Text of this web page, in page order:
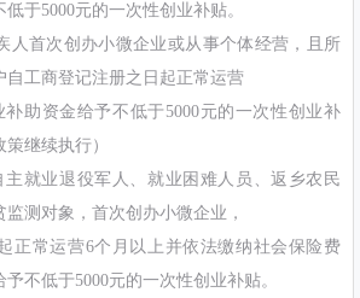
于5000元的一次性创业补贴。
首次创办小微企业或从事个体经营，且所
自工商登记注册之日起正常运营
助资金给予不低于5000元的一次性创业补
继续执行）
业退役军人、就业困难人员、返乡农民
测对象，首次创办小微企业，
正常运营6个月以上并依法缴纳社会保险费
不低于5000元的一次性创业补贴。